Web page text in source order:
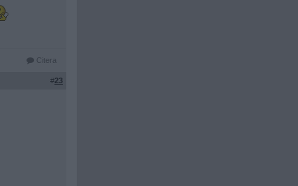
Citera
#23